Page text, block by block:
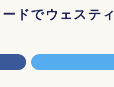
ドでウェステ